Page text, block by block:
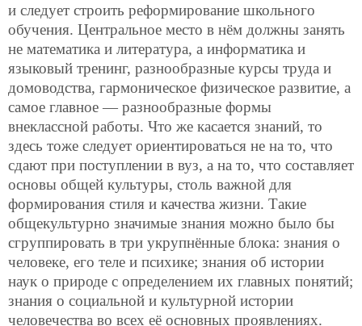
и следует строить реформирование школьного
обучения. Центральное место в нём должны занять
не математика и литература, а информатика и
языковый тренинг, разнообразные курсы труда и
домоводства, гармоническое физическое развитие, а
самое главное — разнообразные формы
внеклассной работы. Что же касается знаний, то
здесь тоже следует ориентироваться не на то, что
сдают при поступлении в вуз, а на то, что составляет
основы общей культуры, столь важной для
формирования стиля и качества жизни. Такие
общекультурно значимые знания можно было бы
сгруппировать в три укрупнённые блока: знания о
человеке, его теле и психике; знания об истории
наук о природе с определением их главных понятий;
знания о социальной и культурной истории
человечества во всех её основных проявлениях.